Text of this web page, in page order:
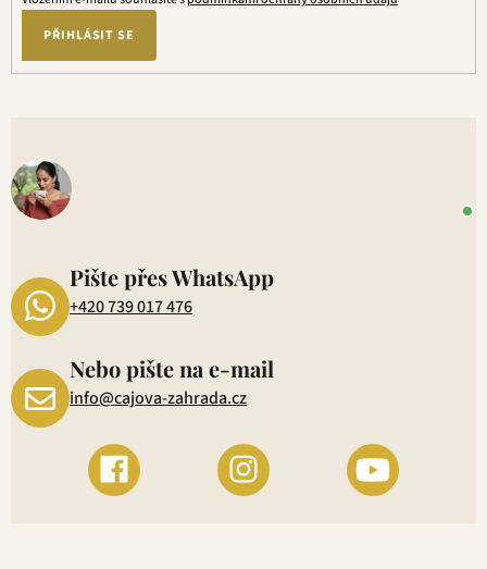
PŘIHLÁSIT SE
Pište přes WhatsApp
+420 739 017 476
Nebo pište na e-mail
info@cajova-zahrada.cz